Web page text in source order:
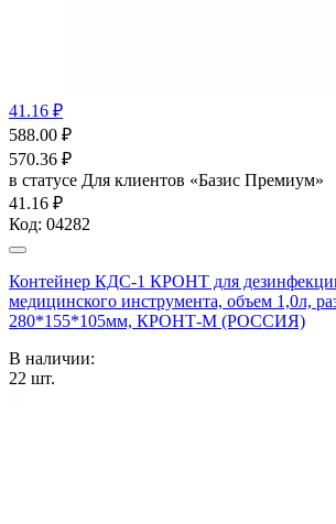
41.16 ₽
588.00 ₽
570.36 ₽
в статусе Для клиентов «Базис Премиум»
41.16 ₽
Код: 04282
Контейнер КДС-1 КРОНТ для
медицинского инструмента, объем 1,0л,
280*155*105мм, КРОНТ-М (РОССИЯ)
В наличии:
22 шт.